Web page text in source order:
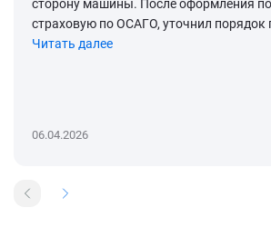
сторону машины. После оформления
страховую по ОСАГО, уточнил порядок
Читать далее
06.04.2026